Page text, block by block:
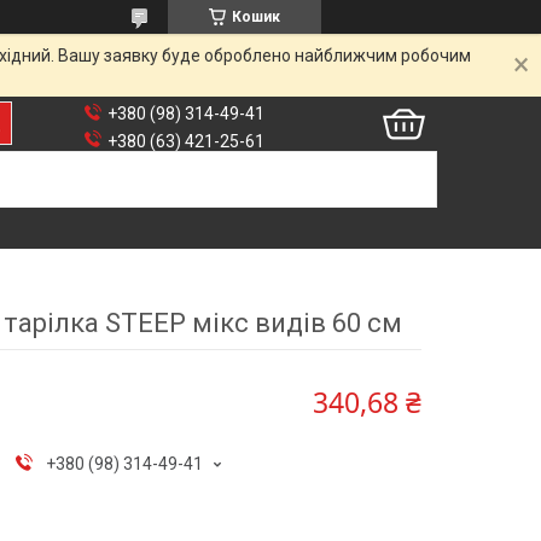
Кошик
Вашу заявку буде оброблено найближчим робочим
+380 (98) 314-49-41
+380 (63) 421-25-61
STEEP мікс видів 60 см
340,68 ₴
+380 (98) 314-49-41